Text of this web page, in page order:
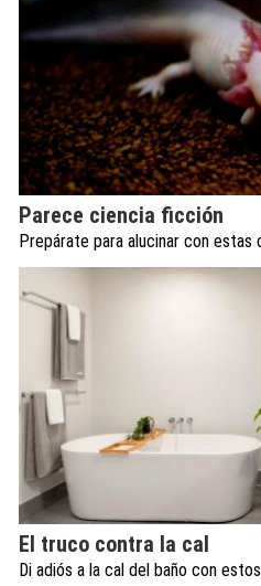
Parece ciencia ficción
Prepárate para alucinar con estas
El truco contra la cal
Di adiós a la cal del baño con